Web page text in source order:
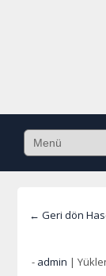
← Geri dön
- admin |